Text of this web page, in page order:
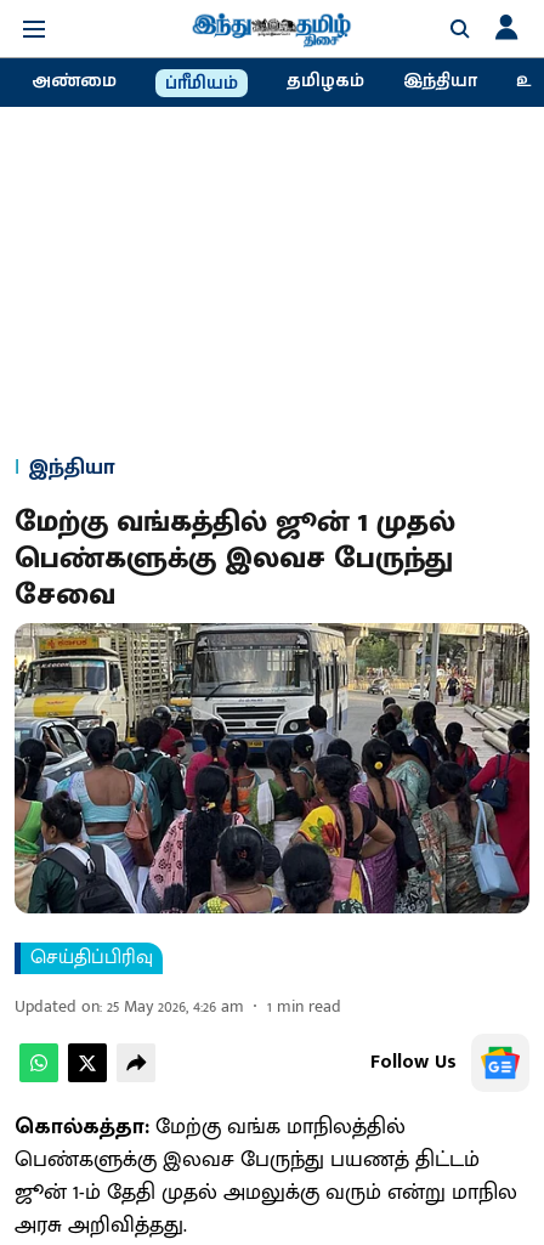
அண்மை ப்ரீமியம் தமிழகம் இந்தியா
இந்தியா
மேற்கு வங்கத்தில் ஜூன் 1 முதல்
பெண்களுக்கு இலவச பேருந்து
சேவை
செய்திப்பிரிவு
Updated on:25 May 2026, 4:26 am 1 min read
Follow Us
கொல்கத்தா:மேற்கு வங்க மாநிலத்தில்
பெண்களுக்கு இலவச பேருந்து பயணத் திட்டம்
ஜூன் 1-ம் தேதி முதல் அமலுக்கு வரும் என்று மாநில
அரசு அறிவித்தது.